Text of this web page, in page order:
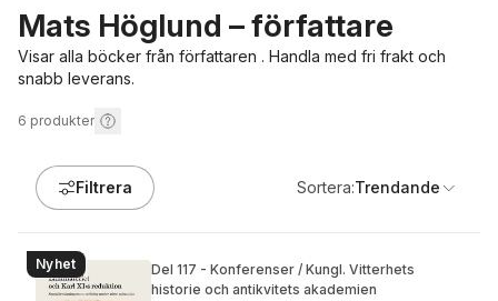
Mats Höglund – författare
Visar alla böcker från författaren . Handla med fri frakt och
snabb leverans.
6 produkter
Filtrera Sortera:Trendande
Nyhet
Del 117 - Konferenser / Kungl. Vitterhets
historie och antikvitets akademien